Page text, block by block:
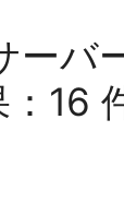
ーバ
16